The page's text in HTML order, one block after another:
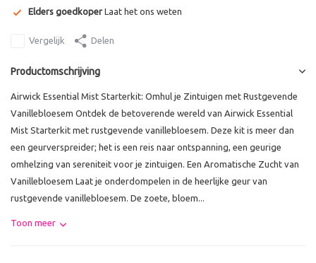
Elders goedkoper Laat het ons weten
Vergelijk Delen
Productomschrijving
Airwick Essential Mist Starterkit: Omhul je Zintuigen met Rustgevende
Vanillebloesem Ontdek de betoverende wereld van Airwick Essential
Mist Starterkit met rustgevende vanillebloesem. Deze kit is meer dan
een geurverspreider; het is een reis naar ontspanning, een geurige
omhelzing van sereniteit voor je zintuigen. Een Aromatische Zucht van
Vanillebloesem Laat je onderdompelen in de heerlijke geur van
rustgevende vanillebloesem. De zoete, bloem...
Toon meer